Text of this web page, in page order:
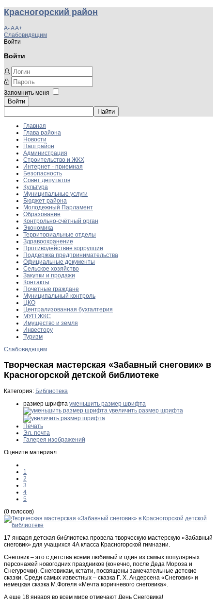
Красногорский район
A-AA+
Слабовидящим
Войти
Войти
Запомнить меня
Войти
Главная
Глава района
Новости
Наш район
Администрация
Строительство и ЖКХ
Интернет - приемная
Безопасность
Совет депутатов
Культура
Муниципальные услуги
Бюджет района
Молодежный Парламент
Образование
Контрольно-счётный орган
Экономика
Территориальные отделы
Здравоохранение
Противодействие коррупции
Поддержка предпринимательства
Официальные документы
Сельское хозяйство
Закупки и продажи
Контакты
Почетные граждане
Муниципальный контроль
ЦКО
Централизованная бухгалтерия
МУП ЖКС
Имущество и земля
Инвестору
Туризм
Слабовидящим
Творческая мастерская «Забавный снеговик» в
Красногорской детской библиотеке
Категория: Библиотека
размер шрифта уменьшить размер шрифта
увеличить размер шрифта
Печать
Эл. почта
Галерея изображений
Оцените материал
1
2
3
4
5
(0 голосов)
17 января детская библиотека провела творческую мастерскую «Забавный
снеговик» для учащихся 4А класса Красногорской гимназии.
Снеговик – это с детства всеми любимый и один из самых популярных
персонажей новогодних праздников (конечно, после Деда Мороза и
Снегурочки). Снеговикам, кстати, посвящены замечательные детские
сказки. Среди самых известных – сказка Г. Х. Андерсена «Снеговик» и
немецкая сказка М.Фогеля «Мечта коричневого снеговика».
А еще 18 января во всем мире отмечают День Снеговика!